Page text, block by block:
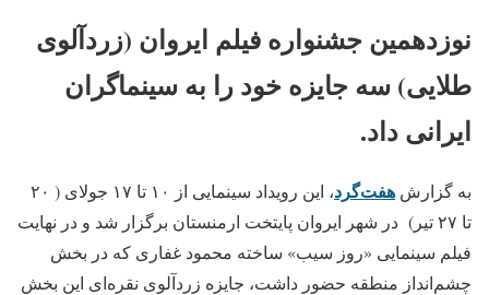
نوزدهمین جشنواره فیلم ایروان (زردآلوی
طلایی) سه جایزه خود را به سینماگران
ایرانی داد.
به گزارش هفت‌گرد
، این رویداد سینمایی از ۱۰ تا ۱۷ جولای ( ۲۰
تا ۲۷ تیر) در شهر ایروان پایتخت ارمنستان برگزار شد و در نهایت
فیلم سینمایی «روز سیب» ساخته محمود غفاری که در بخش
چشم‌انداز منطقه حضور داشت، جایزه زردآلوی نقره‌ای این بخش